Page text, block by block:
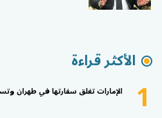
الأكثر قراءة
1 الإمارات تغلق سفارتها في طهران